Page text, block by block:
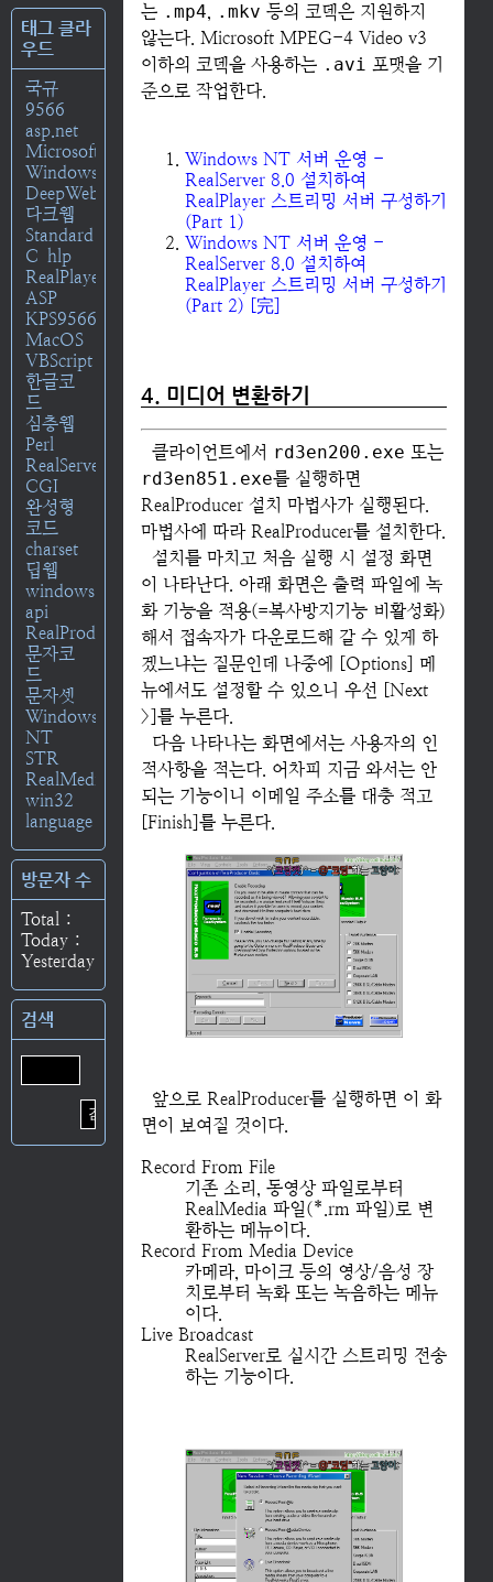
태그 클라
우드
국규
9566
asp.net
Microsoft
Windows
DeepWeb
다크웹
Standard
C hlp
RealPlayer
ASP
KPS9566
MacOS
VBScript
한글코
드
심층웹
Perl
RealServer
CGI
완성형
코드
charset
딥웹
windows
api
RealProducer
문자코
드
문자셋
Windows
NT
STR
RealMedia
win32
language
방문자 수
Total :
Today :
Yesterday :
검색
는 .mp4, .mkv 등의 코덱은 지원하지
않는다. Microsoft MPEG-4 Video v3
이하의 코덱을 사용하는 .avi 포맷을 기
준으로 작업한다.
Windows NT 서버 운영 -
RealServer 8.0 설치하여
RealPlayer 스트리밍 서버 구성하기
(Part 1)
Windows NT 서버 운영 -
RealServer 8.0 설치하여
RealPlayer 스트리밍 서버 구성하기
(Part 2) [完]
4. 미디어 변환하기
클라이언트에서 rd3en200.exe 또는
rd3en851.exe를 실행하면
RealProducer 설치 마법사가 실행된다.
마법사에 따라 RealProducer를 설치한다.
설치를 마치고 처음 실행 시 설정 화면
이 나타난다. 아래 화면은 출력 파일에 녹
화 기능을 적용(=복사방지기능 비활성화)
해서 접속자가 다운로드해 갈 수 있게 하
겠느냐는 질문인데 나중에 [Options] 메
뉴에서도 설정할 수 있으니 우선 [Next
>]를 누른다.
다음 나타나는 화면에서는 사용자의 인
적사항을 적는다. 어차피 지금 와서는 안
되는 기능이니 이메일 주소를 대충 적고
[Finish]를 누른다.
앞으로 RealProducer를 실행하면 이 화
면이 보여질 것이다.
Record From File
기존 소리, 동영상 파일로부터
RealMedia 파일(*.rm 파일)로 변
환하는 메뉴이다.
Record From Media Device
카메라, 마이크 등의 영상/음성 장
치로부터 녹화 또는 녹음하는 메뉴
이다.
Live Broadcast
RealServer로 실시간 스트리밍 전송
하는 기능이다.